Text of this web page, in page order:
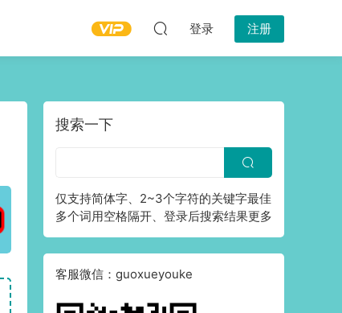
登录 注册
搜索一下
仅支持简体字、2~3个字符的关键字最佳
多个词用空格隔开、登录后搜索结果更多
客服微信：guoxueyouke